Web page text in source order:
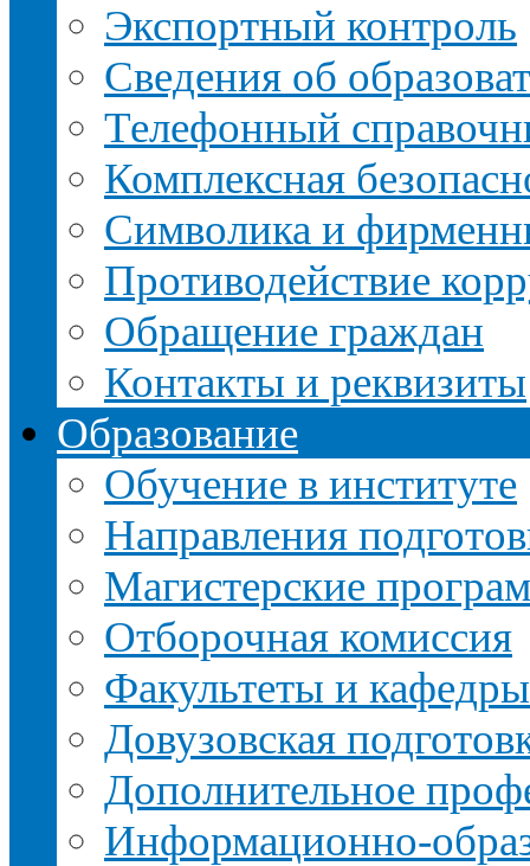
Экспортный контроль
Сведения об
Телефонный
Комплексная
Символика и
Противодействие
Обращение граждан
Контакты и реквизиты
Образование
Обучение в институте
Направления
Магистерские
Отборочная комиссия
Факультеты и кафедры
Довузовская
Дополнительное
Информационно-